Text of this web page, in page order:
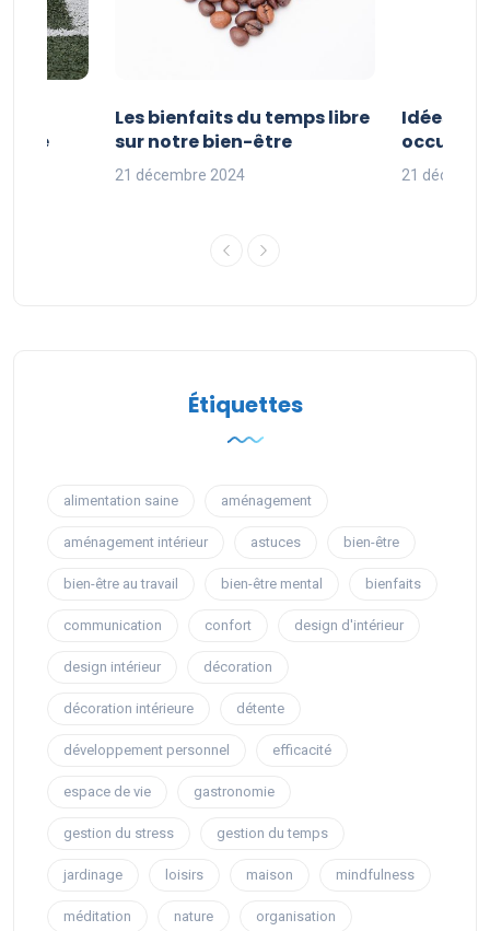
faire
Les bienfaits du temps libre
sur notre bien-être
21 décembre 2024
Idées
occuper
21
Étiquettes
alimentation saine aménagement
aménagement intérieur astuces bien-être
bien-être au travail bien-être mental bienfaits
communication confort design d'intérieur
design intérieur décoration
décoration intérieure détente
développement personnel efficacité
espace de vie gastronomie
gestion du stress gestion du temps
jardinage loisirs maison mindfulness
méditation nature organisation